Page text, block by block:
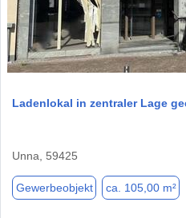
Ladenlokal in zentraler Lage
Unna, 59425
Gewerbeobjekt ca. 105,00 m²